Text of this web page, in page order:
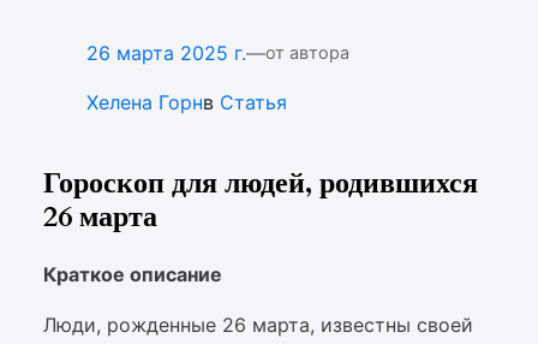
26 марта 2025 г.—от автора
Хелена Горнв Статья
Гороскоп для людей, родившихся
26 марта
Краткое описание
Люди, рожденные 26 марта, известны своей